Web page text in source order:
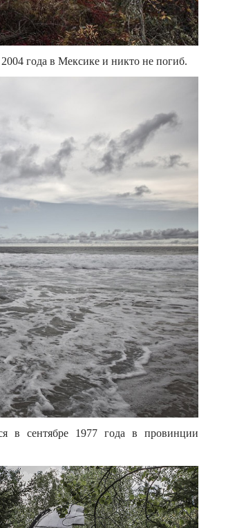
года в Мексике и никто не погиб.
в сентябре 1977 года в провинции